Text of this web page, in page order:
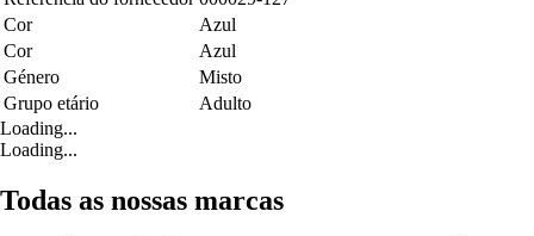
Cor
Azul
Cor
Azul
Género
Misto
Grupo etário
Adulto
Loading...
Loading...
Todas as nossas marcas